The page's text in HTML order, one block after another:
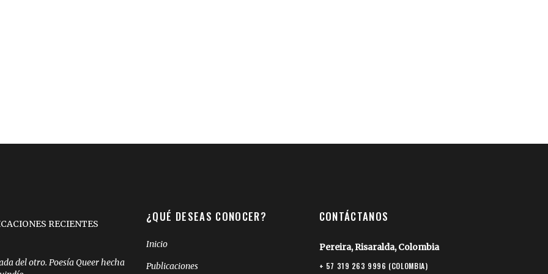
RECIENTES
del otro. Poesía Queer hecha
¿QUÉ DESEAS CONOCER?
Inicio
Publicaciones
CONTÁCTANOS
Pereira, Risaralda, Colombia
+ 57 319 263 9996 (COLOMBIA)